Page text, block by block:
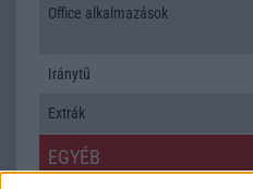
Office alkalmazások
Iránytũ
Extrák
EGYÉB